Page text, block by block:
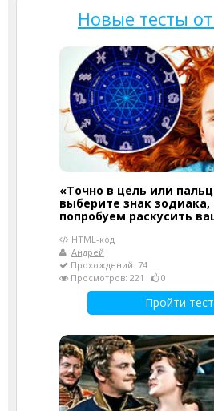
Новые тесты
«Точно в цель или
выберите знак
попробуем раскусить
HTML-код
Андрей
Прохождений: 74
Просмотров: 221
0
Пройти тест